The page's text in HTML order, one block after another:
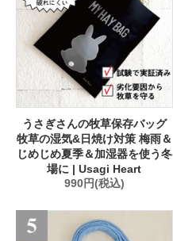
うさぎさんの牧草保存バッグ
牧草の湿気&日焼け対策 梅雨＆
じめじめ夏季＆加湿器を使う冬
場に | Usagi Heart
990円(税込)